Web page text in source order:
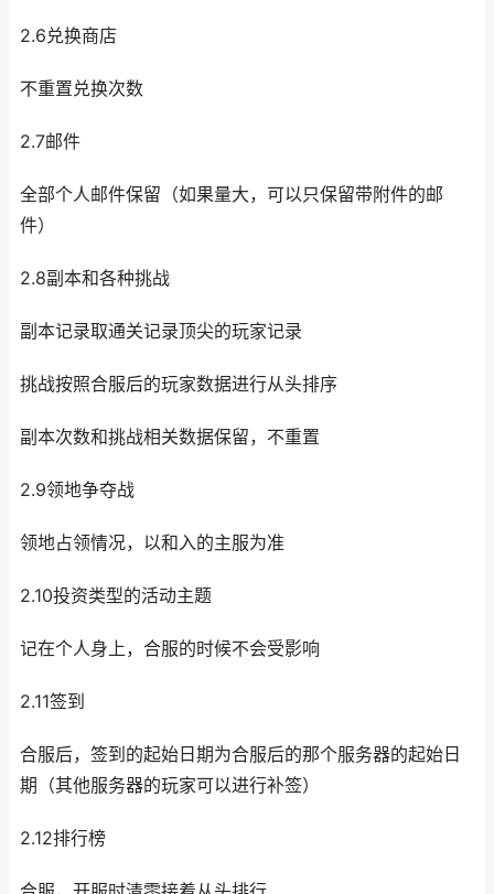
2.6兑换商店
不重置兑换次数
2.7邮件
全部个人邮件保留（如果量大，可以只保留带附件的邮
件）
2.8副本和各种挑战
副本记录取通关记录顶尖的玩家记录
挑战按照合服后的玩家数据进行从头排序
副本次数和挑战相关数据保留，不重置
2.9领地争夺战
领地占领情况，以和入的主服为准
2.10投资类型的活动主题
记在个人身上，合服的时候不会受影响
2.11签到
合服后，签到的起始日期为合服后的那个服务器的起始日
期（其他服务器的玩家可以进行补签）
2.12排行榜